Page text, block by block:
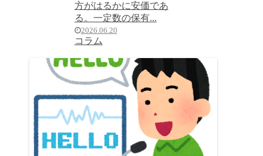
方がはるかに安価であ
る。一定数の保有...
2026.06.20
コラム